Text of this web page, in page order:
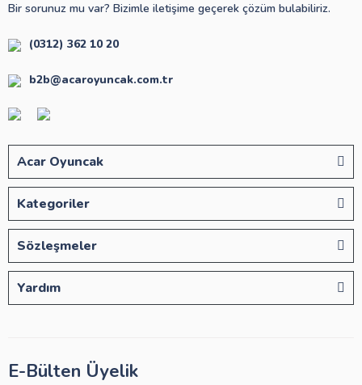
Bir sorunuz mu var? Bizimle iletişime geçerek çözüm bulabiliriz.
(0312) 362 10 20
b2b@acaroyuncak.com.tr
Acar Oyuncak
Kategoriler
Sözleşmeler
Yardım
E-Bülten Üyelik